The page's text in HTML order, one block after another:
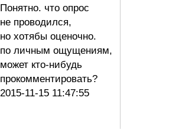
Понятно. что опрос
не проводился,
но хотябы оценочно.
по личным ощущениям,
может кто-нибудь
прокомментировать?
2015-11-15 11:47:55